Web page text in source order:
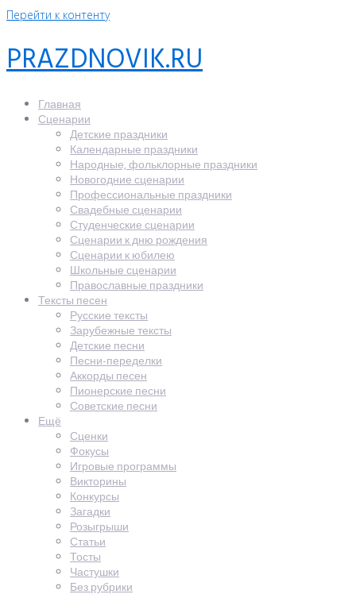
Перейти к контенту
PRAZDNOVIK.RU
Главная
Сценарии
Детские праздники
Календарные праздники
Народные, фольклорные праздники
Новогодние сценарии
Профессиональные праздники
Свадебные сценарии
Студенческие сценарии
Сценарии к дню рождения
Сценарии к юбилею
Школьные сценарии
Православные праздники
Тексты песен
Русские тексты
Зарубежные тексты
Детские песни
Песни-переделки
Аккорды песен
Пионерские песни
Советские песни
Ещё
Сценки
Фокусы
Игровые программы
Викторины
Конкурсы
Загадки
Розыгрыши
Статьи
Тосты
Частушки
Без рубрики